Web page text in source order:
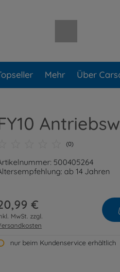
Mehr Über
(0)
500405264
ab 14 Jahren
€
MwSt. zzgl.
nur beim Kundenservice erhältlich